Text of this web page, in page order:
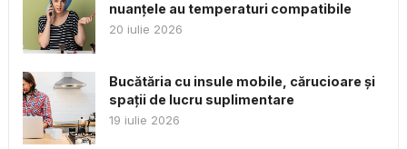
nuanțele au temperaturi compatibile
20 iulie 2026
Bucătăria cu insule mobile, cărucioare și
spații de lucru suplimentare
19 iulie 2026